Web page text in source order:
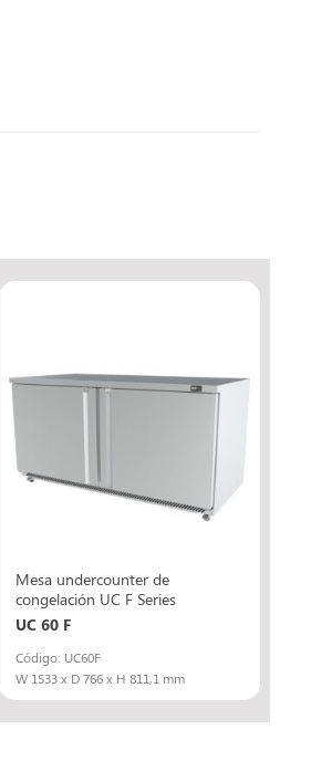
Mesa undercounter de
congelación UC F Series
UC 60 F
Código: UC60F
W 1533 x D 766 x H 811,1 mm